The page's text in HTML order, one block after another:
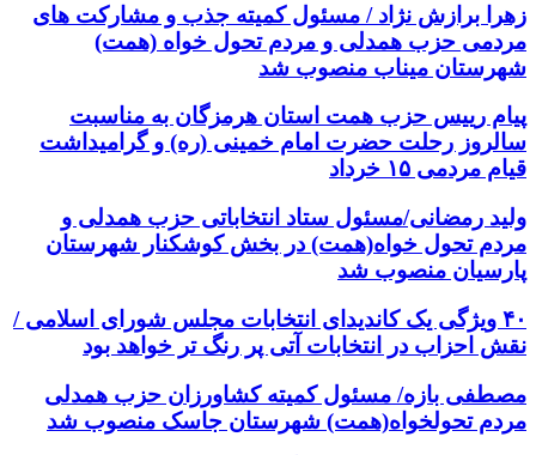
زهرا برازش نژاد / مسئول کمیته جذب و مشارکت های
مردمی حزب همدلی و مردم تحول خواه (همت)
شهرستان میناب منصوب شد
پیام رییس حزب همت استان هرمزگان به مناسبت
سالروز رحلت حضرت امام خمینی (ره) و گرامیداشت
قیام مردمی ۱۵ خرداد
ولید رمضانی/مسئول ستاد انتخاباتی حزب همدلی و
مردم تحول خواه(همت) در بخش کوشکنار شهرستان
پارسیان منصوب شد
۴۰ ویژگی یک کاندیدای انتخابات مجلس شورای اسلامی /
نقش احزاب در انتخابات آتی پر رنگ تر خواهد بود
مصطفی بازه/ مسئول کمیته کشاورزان حزب همدلی
مردم تحولخواه(همت) شهرستان جاسک منصوب شد